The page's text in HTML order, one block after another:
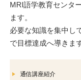
MRI語学教育センタ
ます。
必要な知識を集中し
で目標達成へ導きま
通信講座紹介